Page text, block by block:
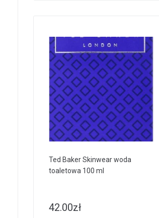
Ted Baker Skinwear woda
toaletowa 100 ml
42.00zł